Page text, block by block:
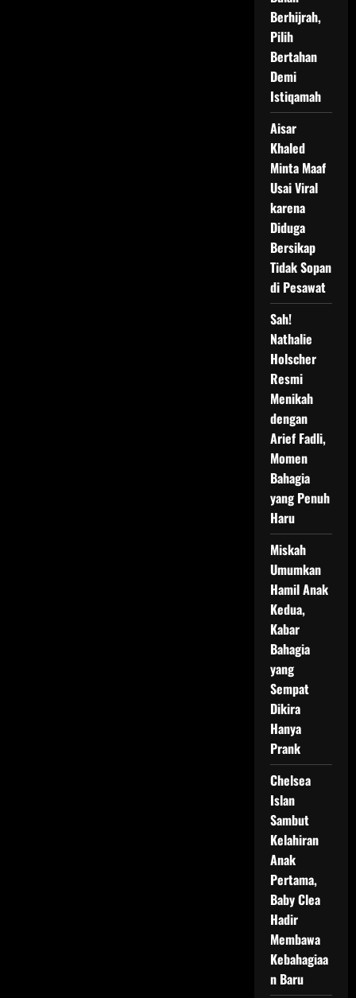
Berhijrah,
Pilih
Bertahan
Demi
Istiqamah
Aisar
Khaled
Minta Maaf
Usai Viral
karena
Diduga
Bersikap
Tidak Sopan
di Pesawat
Sah!
Nathalie
Holscher
Resmi
Menikah
dengan
Arief Fadli,
Momen
Bahagia
yang Penuh
Haru
Miskah
Umumkan
Hamil Anak
Kedua,
Kabar
Bahagia
yang
Sempat
Dikira
Hanya
Prank
Chelsea
Islan
Sambut
Kelahiran
Anak
Pertama,
Baby Clea
Hadir
Membawa
Kebahagiaa
n Baru